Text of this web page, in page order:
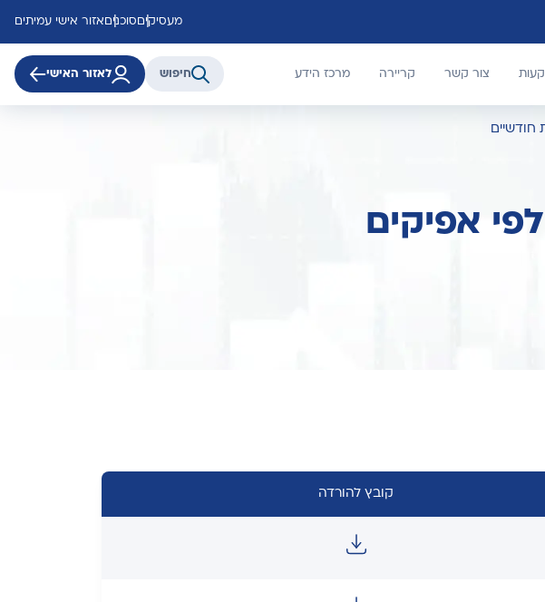
מעסיקים סוכנים אזור אישי עמיתים
צור קשר קריירה מרכז הידע חיפוש לאזור האישי
חודשיים
אפיקים
קובץ להורדה